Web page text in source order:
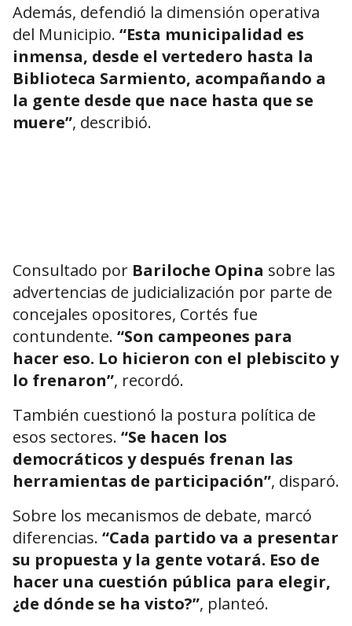
Además, defendió la dimensión operativa
del Municipio. “Esta municipalidad es
inmensa, desde el vertedero hasta la
Biblioteca Sarmiento, acompañando a
la gente desde que nace hasta que se
muere”, describió.
Consultado por Bariloche Opina sobre las
advertencias de judicialización por parte de
concejales opositores, Cortés fue
contundente. “Son campeones para
hacer eso. Lo hicieron con el plebiscito y
lo frenaron”, recordó.
También cuestionó la postura política de
esos sectores. “Se hacen los
democráticos y después frenan las
herramientas de participación”, disparó.
Sobre los mecanismos de debate, marcó
diferencias. “Cada partido va a presentar
su propuesta y la gente votará. Eso de
hacer una cuestión pública para elegir,
¿de dónde se ha visto?”, planteó.